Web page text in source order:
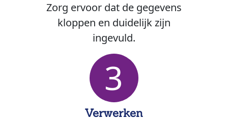
Zorg ervoor dat de gegevens
kloppen en duidelijk zijn
ingevuld.
3
Verwerken